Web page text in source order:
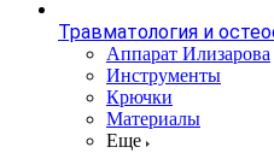
Травматология и
Аппарат Илизарова
Инструменты
Крючки
Материалы
Еще